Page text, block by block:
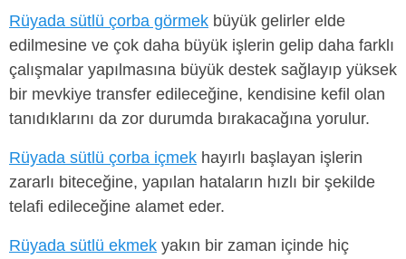
Rüyada sütlü çorba görmek büyük gelirler elde
edilmesine ve çok daha büyük işlerin gelip daha farklı
çalışmalar yapılmasına büyük destek sağlayıp yüksek
bir mevkiye transfer edileceğine, kendisine kefil olan
tanıdıklarını da zor durumda bırakacağına yorulur.
Rüyada sütlü çorba içmek hayırlı başlayan işlerin
zararlı biteceğine, yapılan hataların hızlı bir şekilde
telafi edileceğine alamet eder.
Rüyada sütlü ekmek yakın bir zaman içinde hiç